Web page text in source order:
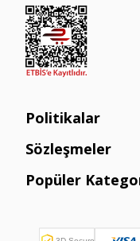
Politikalar
Sözleşmeler
Popüler